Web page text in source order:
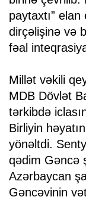
paytaxtı”
dirçəlişinə və
fəal
Millət vəkili
MDB Dövlət
tərkibdə
Birliyin
yönəltdi.
qədim Gəncə
Azərbaycan
Gəncəvinin